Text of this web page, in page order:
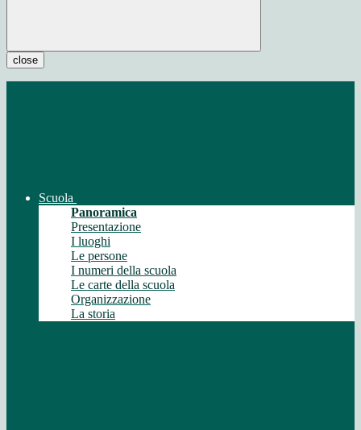
close
Scuola
Panoramica
Presentazione
I luoghi
Le persone
I numeri della scuola
Le carte della scuola
Organizzazione
La storia